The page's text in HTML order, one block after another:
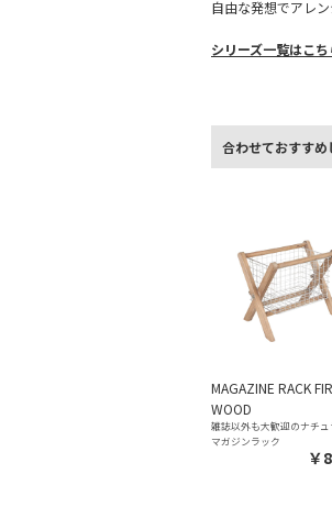
自由な発想でアレン
シリーズ一覧はこち
合わせておすすめ
MAGAZINE RACK FIR
WOOD
雑誌以外も大歓迎のナチュ
マガジンラック
￥